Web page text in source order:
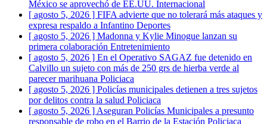
México se aprovechó de EE.UU. Internacional
[ agosto 5, 2026 ] FIFA advierte que no tolerará más ataques y
expresa respaldo a Infantino Deportes
[ agosto 5, 2026 ] Madonna y Kylie Minogue lanzan su
primera colaboración Entretenimiento
[ agosto 5, 2026 ] En el Operativo SAGAZ fue detenido en
Calvillo un sujeto con más de 250 grs de hierba verde al
parecer marihuana Policiaca
[ agosto 5, 2026 ] Policías municipales detienen a tres sujetos
por delitos contra la salud Policiaca
[ agosto 5, 2026 ] Aseguran Policías Municipales a presunto
responsable de robo en el Barrio de la Estación Policiaca